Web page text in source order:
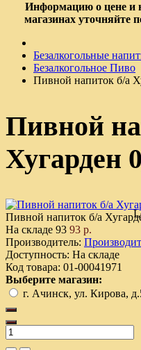
Информацию о цене и
магазинах уточняйте
Безалкогольные
Безалкогольное Пиво
Пивной напиток б/а
Пивной
Хугарден
Пивной напиток б/а
На складе 93 93 р.
Производитель:
Доступность: На складе
Код товара: 01-00041971
Выберите магазин:
г. Ачинск, ул. Кирова,